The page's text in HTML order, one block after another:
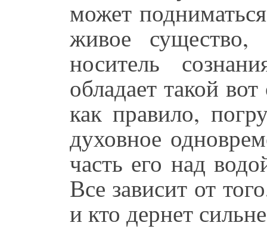
может
живое
носитель
обладает такой
как правило,
духовное
часть его над
Все зависит от
и кто дернет